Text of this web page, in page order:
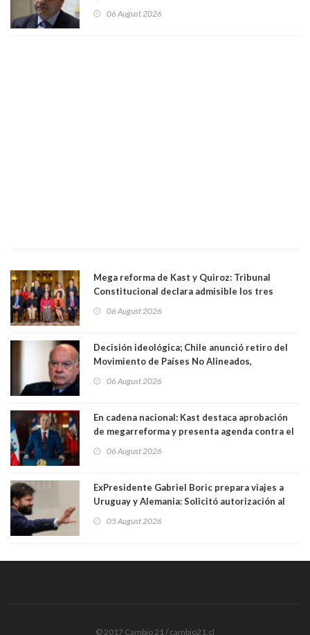
antecedentes a Tribunal Supremo
06 August 2026
Mega reforma de Kast y Quiroz: Tribunal
Constitucional declara admisible los tres
06 August 2026
Decisión ideológica; Chile anunció retiro del
Movimiento de Países No Alineados,
1971. Excanciller Insulza lamentó decisión
06 August 2026
En cadena nacional: Kast destaca aprobación
de megarreforma y presenta agenda contra el
06 August 2026
ExPresidente Gabriel Boric prepara viajes a
Uruguay y Alemania: Solicitó autorización al
05 August 2026
© 2017 Cambio 21 / cambio21.cl